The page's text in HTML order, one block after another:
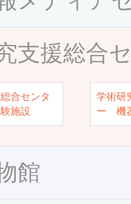
支援総合
合センタ
施設
学術研
ー 機
館